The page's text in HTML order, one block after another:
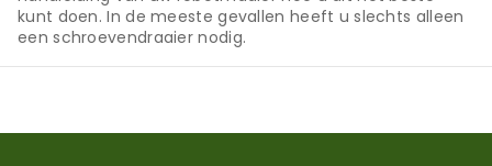
kunt doen. In de meeste gevallen heeft u slechts alleen
een schroevendraaier nodig.